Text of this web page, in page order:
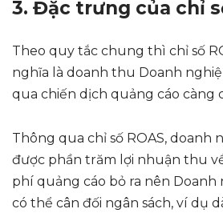
3. Đặc trưng của chỉ
Theo quy tắc chung thì chỉ số
nghĩa là doanh thu Doanh
qua chiến dịch quảng cáo càng
Thông qua chỉ số ROAS, doanh
được phần trăm lợi nhuận thu
phí quảng cáo bỏ ra nên Doanh
có thể cân đối ngân sách, ví dụ